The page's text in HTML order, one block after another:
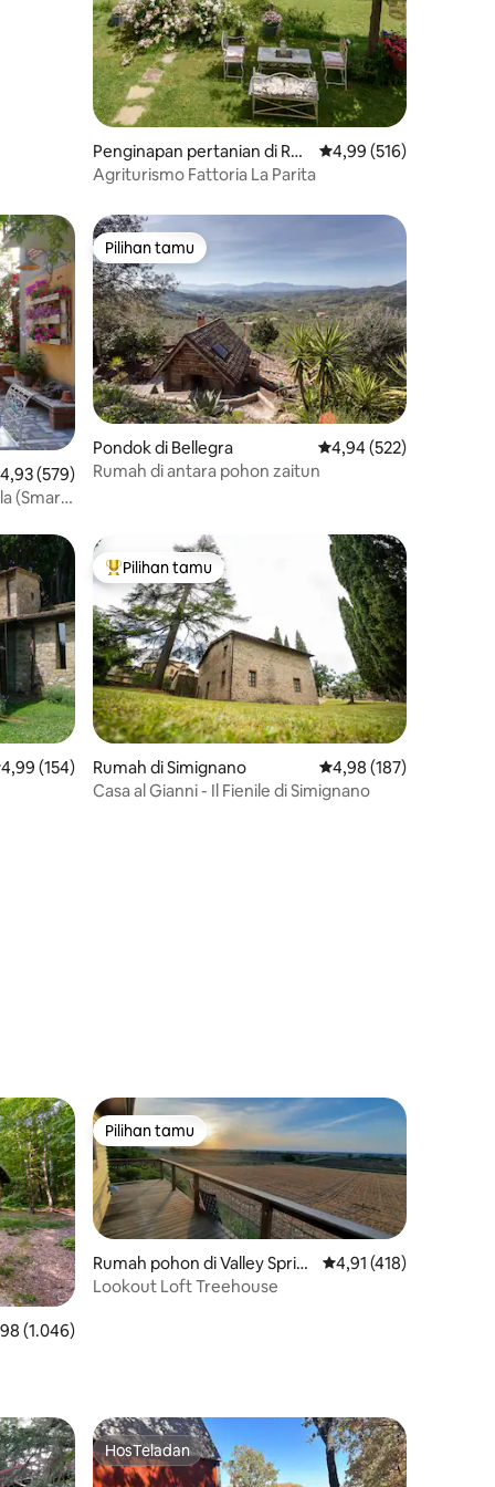
Penginapan pertanian di Rus
cello
Nilai rata-rata 4,99 dari
4,99 (516)
Agriturismo Fattoria La Parita
rata-rata 4,93 dari 5, 579 ulasan
4,93 (579)
(Smart
Pilihan tamu
Pilihan tamu
Pondok di Bellegra Nilai rata-rata 4,94 dari
4,94 (522)
Rumah di antara pohon zaitun
rata-rata 4,99 dari 5, 154 ulasan
4,99 (154)
Pilihan tamu terpopuler
Pilihan tamu
Rumah di Simignano Nilai rata-rata 4,98 dari
4,98 (187)
Casa al Gianni - Il Fienile di Simignano
rata-rata 4,98 dari 5, 1.046 ulasan
(1.046)
Pilihan tamu
Pilihan tamu
Rumah pohon di Valley Sprin
gs
Nilai rata-rata 4,91 dari
4,91 (418)
Lookout Loft Treehouse
HosTeladan
HosTeladan